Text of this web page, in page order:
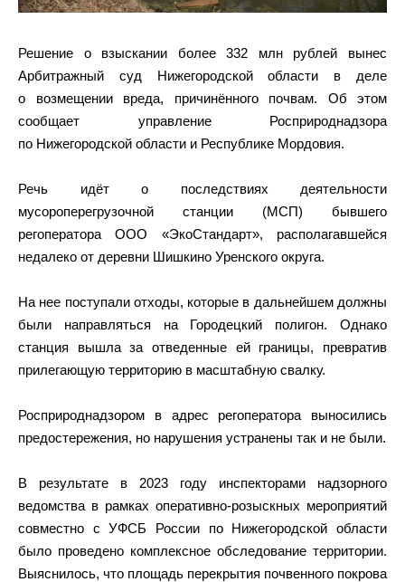
Решение о взыскании более 332 млн рублей вынес
Арбитражный суд Нижегородской области в деле
о возмещении вреда, причинённого почвам. Об этом
сообщает управление Росприроднадзора
по Нижегородской области и Республике Мордовия.
Речь идёт о последствиях деятельности
мусороперегрузочной станции (МСП) бывшего
регоператора ООО «ЭкоСтандарт», располагавшейся
недалеко от деревни Шишкино Уренского округа.
На нее поступали отходы, которые в дальнейшем должны
были направляться на Городецкий полигон. Однако
станция вышла за отведенные ей границы, превратив
прилегающую территорию в масштабную свалку.
Росприроднадзором в адрес регоператора выносились
предостережения, но нарушения устранены так и не были.
В результате в 2023 году инспекторами надзорного
ведомства в рамках оперативно-розыскных мероприятий
совместно с УФСБ России по Нижегородской области
было проведено комплексное обследование территории.
Выяснилось, что площадь перекрытия почвенного покрова